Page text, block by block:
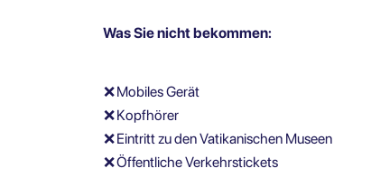
Was Sie nicht bekommen:
❌Mobiles Gerät
❌Kopfhörer
❌Eintritt zu den Vatikanischen Museen
❌Öffentliche Verkehrstickets